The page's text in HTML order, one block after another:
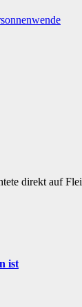
direkt auf
ist